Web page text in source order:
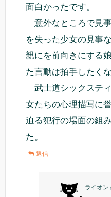
面白かったです。
意外なところで見
を失った少女の見事
親にを前向きにする
た言動は拍手したく
武士道シックステ
女たちの心理描写に
迫る犯行の場面の組
た。
返信
ライオン